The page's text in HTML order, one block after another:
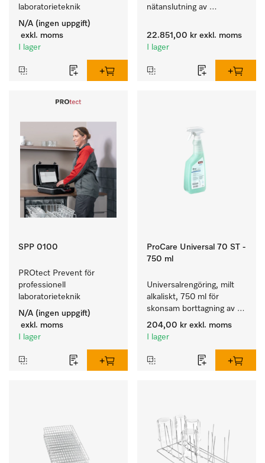
laboratorieteknik
N/A (ingen uppgift)
exkl. moms
I lager
nätanslutning av
m appWash Services PAY
och RELAX.
22.851,00 kr exkl. moms
I lager
SPP 0100
PROtect Prevent för
professionell
laboratorieteknik
N/A (ingen uppgift)
exkl. moms
I lager
ProCare Universal 70 ST -
750 ml
Universalrengöring, milt
alkaliskt, 750 ml för
skonsam borttagning av
fettrester och smuts.
204,00 kr exkl. moms
I lager